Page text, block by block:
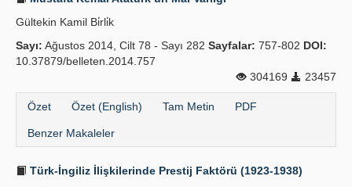
Gültekin Kamil Bi̇rli̇k
Sayı: Ağustos 2014, Cilt 78 - Sayı 282 Sayfalar: 757-802 DOI:
10.37879/belleten.2014.757
304169
23457
Özet Özet (English) Tam Metin PDF
Benzer Makaleler
Türk-İngiliz İlişkilerinde Prestij Faktörü (1923-1938)